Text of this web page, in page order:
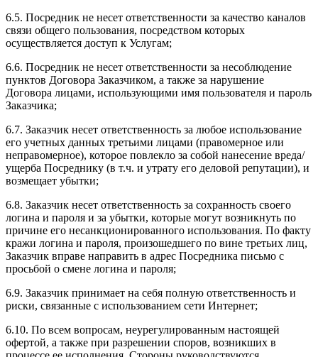
6.5. Посредник не несет ответственности за качество каналов
связи общего пользования, посредством которых
осуществляется доступ к Услугам;
6.6. Посредник не несет ответственности за несоблюдение
пунктов Договора Заказчиком, а также за нарушение
Договора лицами, использующими имя пользователя и пароль
Заказчика;
6.7. Заказчик несет ответственность за любое использование
его учетных данных третьими лицами (правомерное или
неправомерное), которое повлекло за собой нанесение вреда/
ущерба Посреднику (в т.ч. и утрату его деловой репутации), и
возмещает убытки;
6.8. Заказчик несет ответственность за сохранность своего
логина и пароля и за убытки, которые могут возникнуть по
причине его несанкционированного использования. По факту
кражи логина и пароля, произошедшего по вине третьих лиц,
Заказчик вправе направить в адрес Посредника письмо с
просьбой о смене логина и пароля;
6.9. Заказчик принимает на себя полную ответственность и
риски, связанные с использованием сети Интернет;
6.10. По всем вопросам, неурегулированным настоящей
офертой, а также при разрешении споров, возникших в